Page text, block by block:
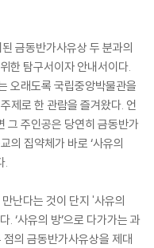
금동반가사유상 두 분과의
한 탐구서이자 안내서이다.
오래도록 국립중앙박물관을
제로 한 관람을 즐겨왔다. 언
그 주인공은 당연히 금동반가
의 집약체가 바로 ‘사유의
.
난다는 것이 단지 '사유의
. ‘사유의 방’으로 다가가는 과
의 금동반가사유상을 제대